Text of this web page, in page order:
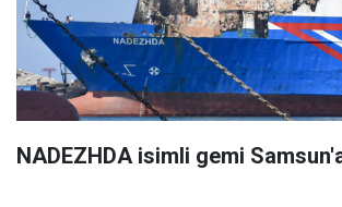
NADEZHDA isimli gemi